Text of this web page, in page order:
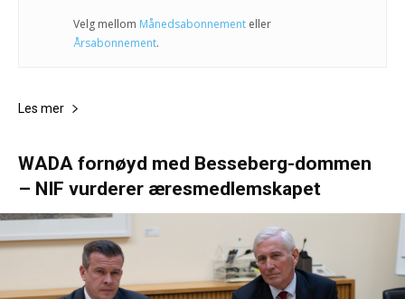
Velg mellom Månedsabonnement eller
Årsabonnement.
Les mer
WADA fornøyd med Besseberg-dommen
– NIF vurderer æresmedlemskapet